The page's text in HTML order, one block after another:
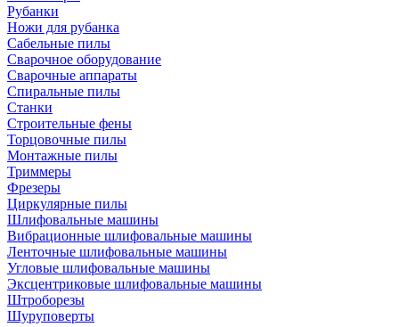
Рубанки
Ножи для рубанка
Сабельные пилы
Сварочное оборудование
Сварочные аппараты
Спиральные пилы
Станки
Строительные фены
Торцовочные пилы
Монтажные пилы
Триммеры
Фрезеры
Циркулярные пилы
Шлифовальные машины
Вибрационные шлифовальные машины
Ленточные шлифовальные машины
Угловые шлифовальные машины
Эксцентриковые шлифовальные машины
Штроборезы
Шуруповерты